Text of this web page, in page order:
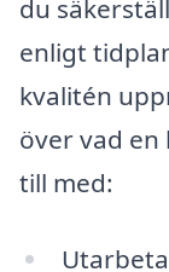
du
enligt
kvalitén
över vad
till med: